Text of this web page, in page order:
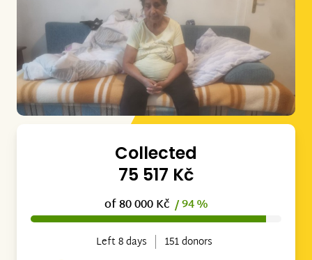
Collected
75 517 Kč
of 80 000 Kč / 94 %
Left 8 days
151 donors